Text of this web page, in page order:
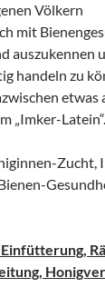
Völkern
mit
auszukennen
handeln zu
etwas
„Imker-Latein“.
Zucht,